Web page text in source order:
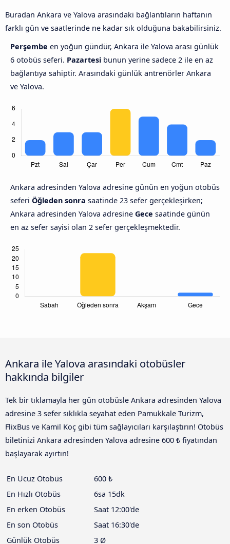
Buradan Ankara ve Yalova arasındaki bağlantıların haftanın
farklı gün ve saatlerinde ne kadar sık olduğuna bakabilirsiniz.
Perşembe en yoğun gündür, Ankara ile Yalova arası günlük
6 otobüs seferi. Pazartesi bunun yerine sadece 2 ile en az
bağlantıya sahiptir. Arasındaki günlük antrenörler Ankara
ve Yalova.
Ankara adresinden Yalova adresine günün en yoğun otobüs
seferi Öğleden sonra saatinde 23 sefer gerçekleşirken;
Ankara adresinden Yalova adresine Gece saatinde günün
en az sefer sayisi olan 2 sefer gerçekleşmektedir.
Ankara ile Yalova arasındaki otobüsler
hakkında bilgiler
Tek bir tıklamayla her gün otobüsle Ankara adresinden Yalova
adresine 3 sefer sıklıkla seyahat eden Pamukkale Turizm,
FlixBus ve Kamil Koç gibi tüm sağlayıcıları karşılaştırın! Otobüs
biletinizi Ankara adresinden Yalova adresine 600 ₺ fiyatından
başlayarak ayırtın!
En Ucuz Otobüs
600 ₺
En Hızlı Otobüs
6sa 15dk
En erken Otobüs
Saat 12:00'de
En son Otobüs
Saat 16:30'de
Günlük Otobüs
3 Ø